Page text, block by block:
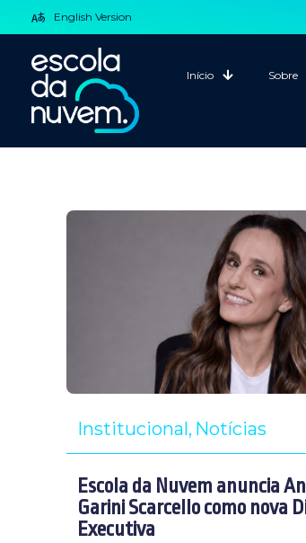
English Version
Início Sobre
Institucional Notícias
Escola da Nuvem anuncia
Garini Scarcello como nova
Executiva